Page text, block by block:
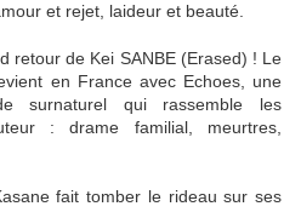
et rejet, laideur et beauté.
retour de Kei SANBE (Erased) ! Le
en France avec Echoes, une
surnaturel qui rassemble les
: drame familial, meurtres,
fait tomber le rideau sur ses